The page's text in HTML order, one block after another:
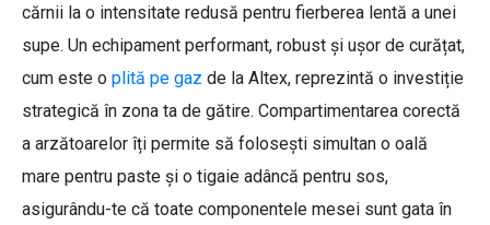
cărnii la o intensitate redusă pentru fierberea lentă a unei
supe. Un echipament performant, robust și ușor de curățat,
cum este o plită pe gaz de la Altex, reprezintă o investiție
strategică în zona ta de gătire. Compartimentarea corectă
a arzătoarelor îți permite să folosești simultan o oală
mare pentru paste și o tigaie adâncă pentru sos,
asigurându-te că toate componentele mesei sunt gata în